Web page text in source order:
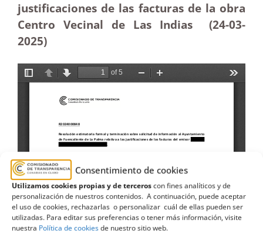
Consentimiento de cookies
Utilizamos cookies propias y de terceroscon fines analíticos y de
personalización de nuestros contenidos. A continuación, puede aceptar
el uso de cookies, rechazarlas o personalizar cuál de ellas pueden ser
utilizadas. Para editar sus preferencias o tener más información, visite
nuestra Política de cookiesde nuestro sitio web.
justificaciones de las facturas de la obra
Centro Vecinal de Las Indias (24-03-
2025)